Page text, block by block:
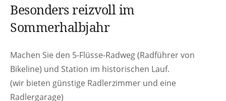
Besonders reizvoll im
Sommerhalbjahr
Machen Sie den 5-Flüsse-Radweg (Radführer von
Bikeline) und Station im historischen Lauf.
(wir bieten günstige Radlerzimmer und eine
Radlergarage)